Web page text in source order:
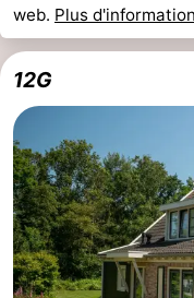
Méridionale
-
Leiden
Bollenstreek
-
Nature
Hollands
Duin
-
Noordwijk
-
Katwijk
-
web. Plus
12G